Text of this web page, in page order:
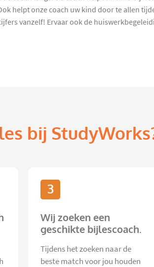
helpt onze coach uw kind door te allen
vanzelf! Ervaar ook de
bij
3
Wij zoeken een
geschikte bijlescoach.
Tijdens het zoeken naar de
beste match voor jou houden